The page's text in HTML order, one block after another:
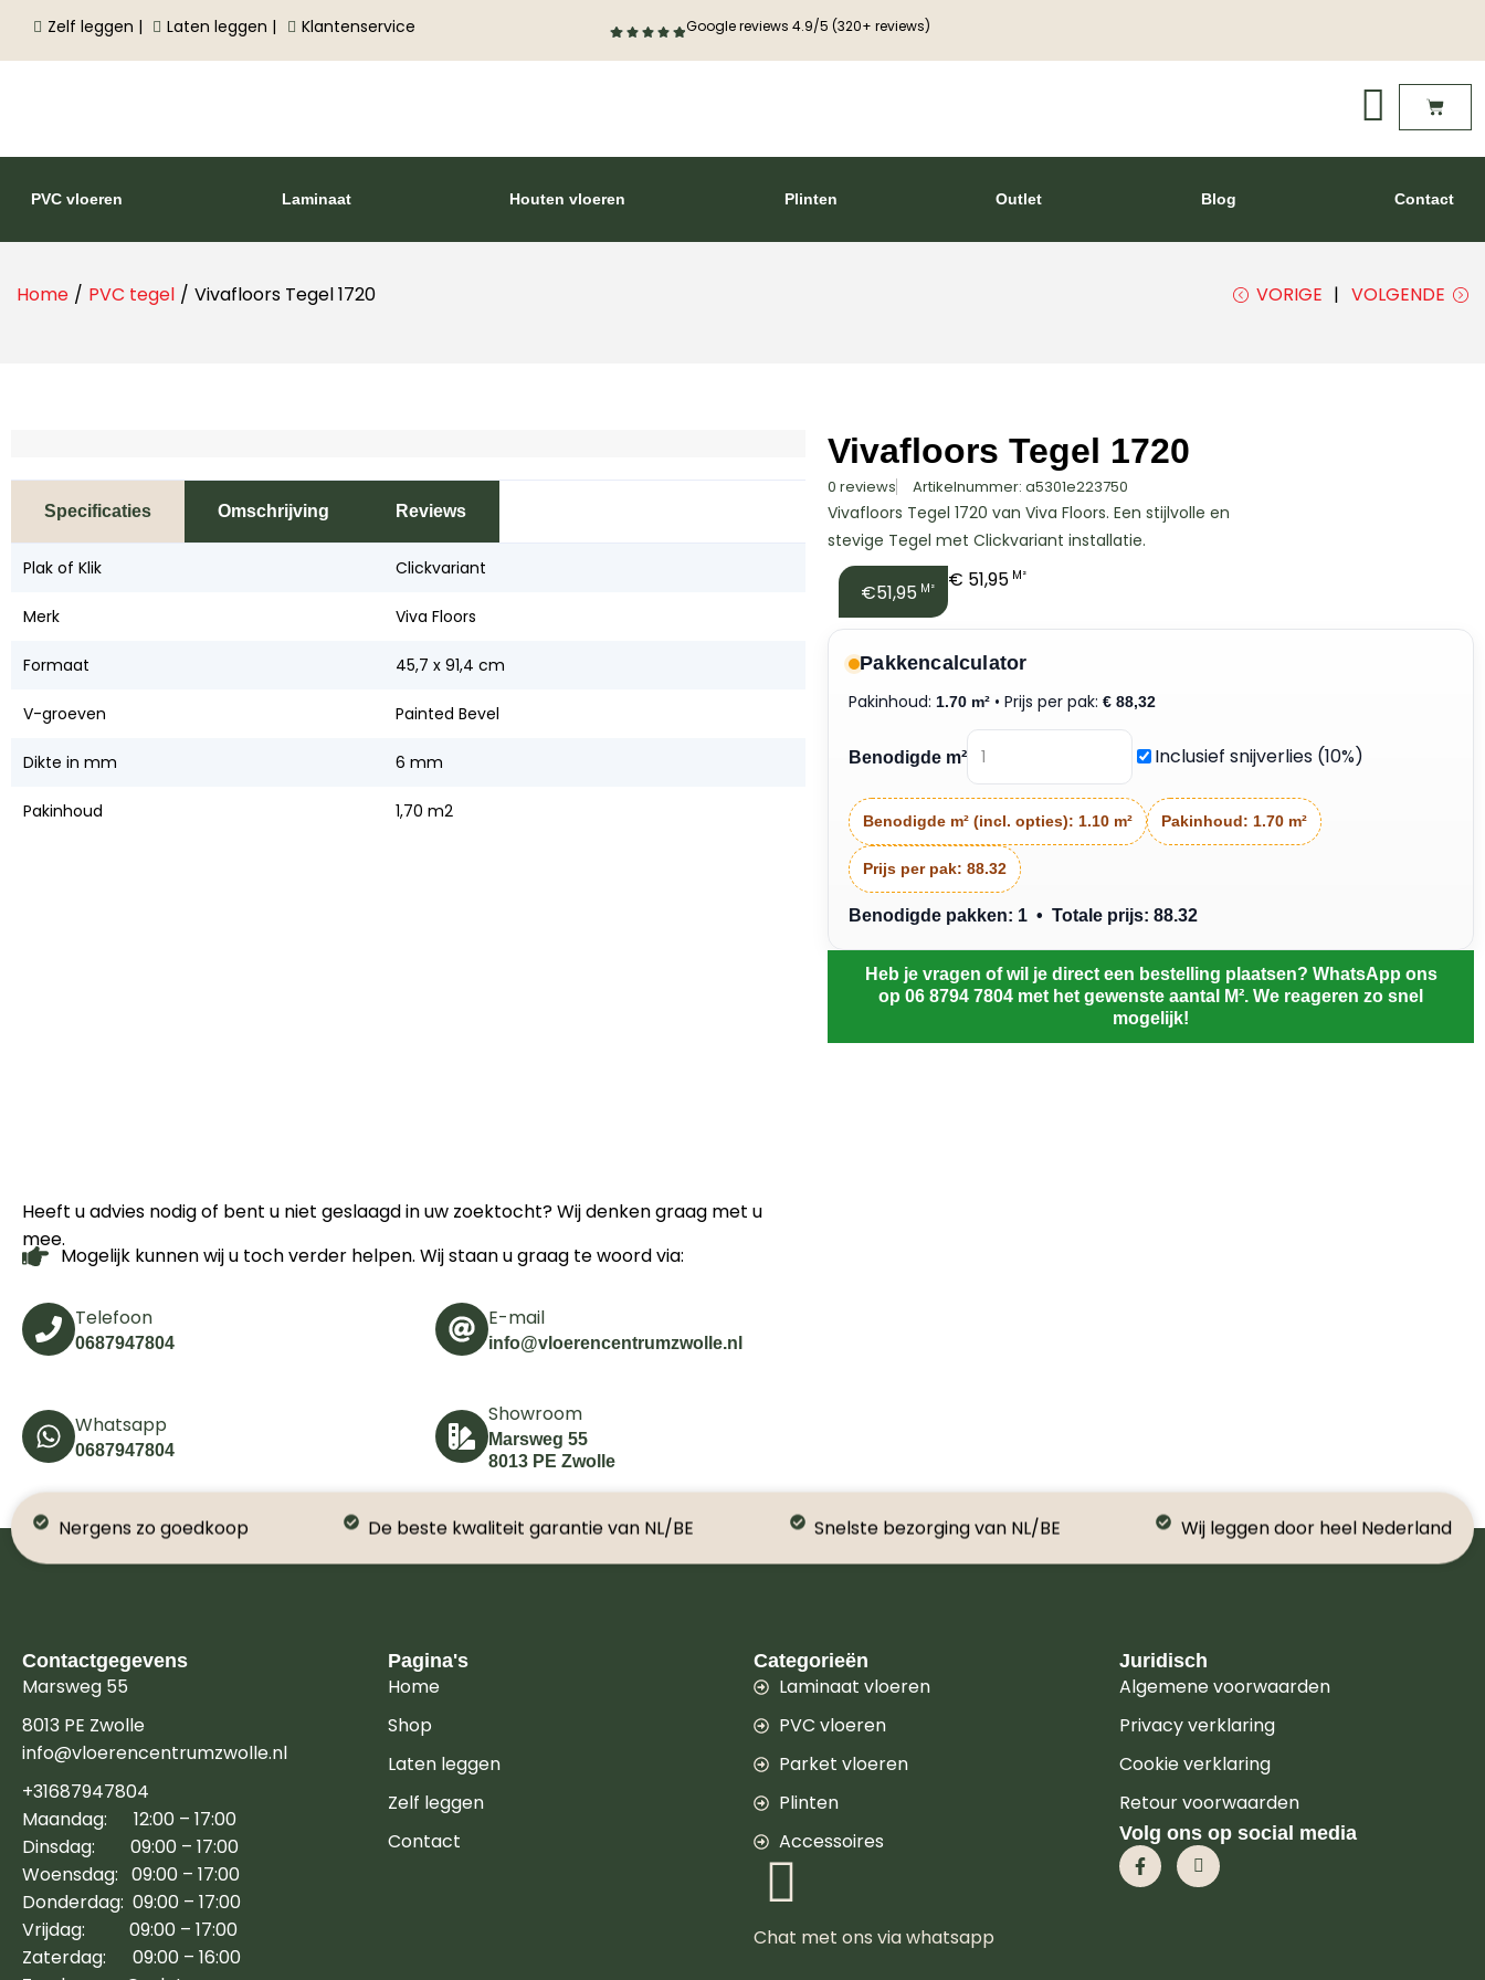
Zelf leggen | Laten leggen | Klantenservice Google reviews 4.9/5 (320+ reviews)
PVC vloeren Laminaat Houten vloeren Plinten Outlet Blog Contact
Home / PVC tegel / Vivafloors Tegel 1720 VORIGE VOLGENDE
Specificaties Omschrijving Reviews
Plak of Klik Clickvariant
Merk Viva Floors
Formaat 45,7 x 91,4 cm
V-groeven Painted Bevel
Dikte in mm 6 mm
Pakinhoud 1,70 m2
Vivafloors Tegel 1720
0 reviews Artikelnummer: a5301e223750
Vivafloors Tegel 1720 van Viva Floors. Een stijlvolle en
stevige Tegel met Clickvariant installatie.
€51,95 M² € 51,95 M²
Pakkencalculator
Pakinhoud:1.70 m² • Prijs per pak:€ 88,32
Benodigde m² Inclusief snijverlies (10%)
Benodigde m² (incl. opties): 1.10 m² Pakinhoud: 1.70 m²
Prijs per pak:88.32
Benodigde pakken: 1 • Totale prijs: 88.32
Heb je vragen of wil je direct een bestelling plaatsen? WhatsApp ons
op 06 8794 7804 met het gewenste aantal M². We reageren zo snel
mogelijk!
Heeft u advies nodig of bent u niet geslaagd in uw zoektocht? Wij denken graag met u
mee.
Mogelijk kunnen wij u toch verder helpen. Wij staan u graag te woord via:
Telefoon
0687947804
E-mail
info@vloerencentrumzwolle.nl
Whatsapp
0687947804
Showroom
Marsweg 55
8013 PE Zwolle
Nergens zo goedkoop De beste kwaliteit garantie van NL/BE Snelste bezorging van NL/BE Wij leggen door heel Nederland
Contactgegevens
Marsweg 55
8013 PE Zwolle
info@vloerencentrumzwolle.nl
+31687947804
Maandag: 12:00 – 17:00
Dinsdag: 09:00 – 17:00
Woensdag: 09:00 – 17:00
Donderdag: 09:00 – 17:00
Vrijdag: 09:00 – 17:00
Zaterdag: 09:00 – 16:00
Pagina's
Home
Shop
Laten leggen
Zelf leggen
Contact
Categorieën
Laminaat vloeren
PVC vloeren
Parket vloeren
Plinten
Accessoires
Chat met ons via whatsapp
Juridisch
Algemene voorwaarden
Privacy verklaring
Cookie verklaring
Retour voorwaarden
Volg ons op social media